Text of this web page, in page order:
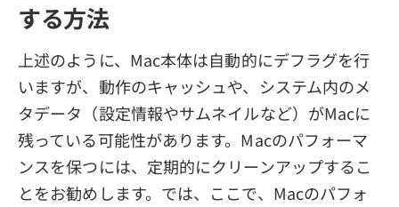
する方法
上述のように、Mac本体は自動的にデフラグを行
いますが、動作のキャッシュや、システム内のメ
タデータ（設定情報やサムネイルなど）がMacに
残っている可能性があります。Macのパフォーマ
ンスを保つには、定期的にクリーンアップするこ
とをお勧めします。では、ここで、Macのパフォ